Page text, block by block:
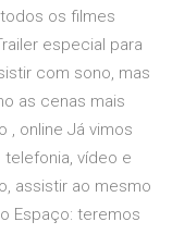
os filmes
especial para
com sono, mas
as cenas mais
, online Já vimos
vídeo e
assistir ao mesmo
Espaço: teremos